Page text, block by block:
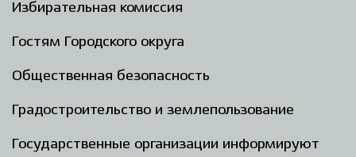
Избирательная комиссия
Гостям Городского округа
Общественная безопасность
Градостроительство и землепользование
Государственные организации информируют